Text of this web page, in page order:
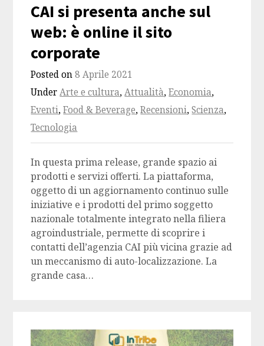
CAI si presenta anche sul
web: è online il sito
corporate
Posted on8 Aprile 2021
UnderArte e cultura,Attualità,Economia,
Eventi,Food & Beverage,Recensioni,Scienza,
Tecnologia
In questa prima release, grande spazio ai
prodotti e servizi offerti. La piattaforma,
oggetto di un aggiornamento continuo sulle
iniziative e i prodotti del primo soggetto
nazionale totalmente integrato nella filiera
agroindustriale, permette di scoprire i
contatti dell’agenzia CAI più vicina grazie ad
un meccanismo di auto-localizzazione. La
grande casa…